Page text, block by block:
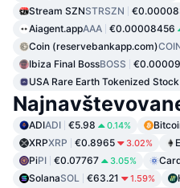
Stream SZNSTRSZN
Aiagent.appAAA €0.00008456
Coin (reservebankapp.com)
Ibiza Final BossBOSS
USA Rare Earth Tokenized
ADIADI €5.98 0.14%
XRPXRP €0.8965 3.02%
PiPI €0.07767 3.05%
SolanaSOL €63.21 1.59%